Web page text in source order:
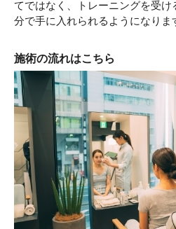
てではなく、トレーニングを受け
分で手に入れられるようになりま
施術の流れはこちら